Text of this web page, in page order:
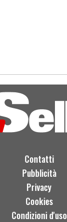
Contatti
Pubblicità
Privacy
Cookies
Condizioni d'uso